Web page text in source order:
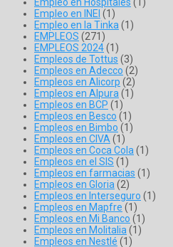
Empleo en Hospitales (1)
Empleo en INEI (1)
Empleo en la Tinka(1)
EMPLEOS (271)
EMPLEOS 2024(1)
Empleos de Tottus (3)
Empleos en Adecco (2)
Empleos en Alicorp (2)
Empleos en Alpura(1)
Empleos en BCP (1)
Empleos en Besco (1)
Empleos en Bimbo (1)
Empleos en CIVA(1)
Empleos en Coca Cola(1)
Empleos en el SIS (1)
Empleos en farmacias (1)
Empleos en Gloria(2)
Empleos en Interseguro (1)
Empleos en Mapfre (1)
Empleos en Mi Banco (1)
Empleos en Molitalia(1)
Empleos en Nestlé (1)